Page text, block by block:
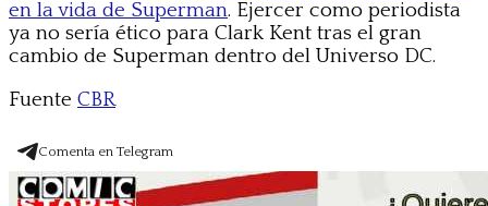
en la vida de Superman. Ejercer como periodista
ya no sería ético para Clark Kent tras el gran
cambio de Superman dentro del Universo DC.
Fuente CBR
Comenta en Telegram